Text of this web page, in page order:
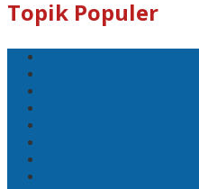
Topik Populer